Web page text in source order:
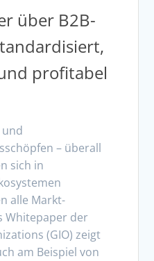
über B2B-
profitabel
– überall
sich in
alle Markt-
Whitepaper der
(GIO) zeigt
am Beispiel von